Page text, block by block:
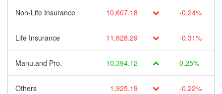
Non-Life Insurance 10,607.18 -0.24%
Life Insurance 11,828.29 -0.31%
Manu.and Pro. 10,394.12 0.25%
Others 1,925.19 -0.22%